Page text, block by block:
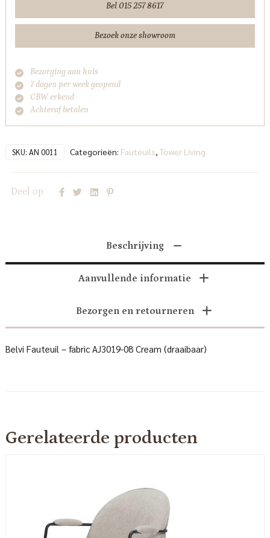
(draaibaar)
Bel 015 257 8617
Bezoek onze showroom
Bezorging aan huis
7 dagen per week geopend
CBW erkend
Achteraf betalen
SKU: AN 0011 Categorieën: Fauteuils Tower Living
Deel op
Beschrijving
Aanvullende informatie
Bezorgen en retourneren
Belvi Fauteuil – fabric AJ3019-08 Cream (draaibaar)
Gerelateerde producten